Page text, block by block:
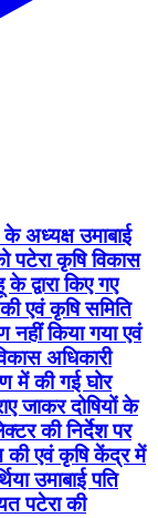
के अध्यक्ष उमाबाई
पटेरा कृषि विकास
द्वारा किए गए
एवं कृषि समिति
किया गया एवं
अधिकारी
में की गई घोर
जाकर दोषियों के
की निर्देश पर
की एवं कृषि केंद्र में
उमाबाई पति
पटेरा की